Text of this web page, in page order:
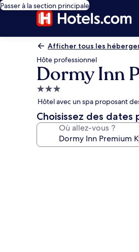
Passer à la section principale
Afficher tous les
Hôte professionnel
Dormy Inn
Hébergement
3.0 étoiles
Hôtel avec un spa proposant
Choisissez des dates
Où allez-vous ?